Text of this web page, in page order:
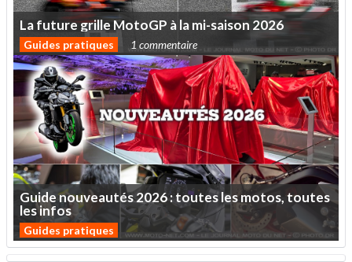
Lafuturegrille MotoGP àlami-saison 2026
Guides pratiques 1 commentaire
Guidenouveautés2026:touteslesmotos,toutes
lesinfos
Guides pratiques